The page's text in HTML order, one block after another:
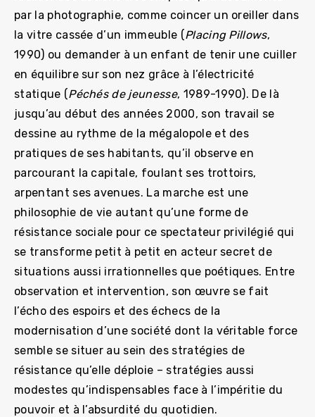
par la photographie, comme coincer un oreiller dans
la vitre cassée d’un immeuble (Placing Pillows,
1990) ou demander à un enfant de tenir une cuiller
en équilibre sur son nez grâce à l’électricité
statique (Péchés de jeunesse, 1989-1990). De là
jusqu’au début des années 2000, son travail se
dessine au rythme de la mégalopole et des
pratiques de ses habitants, qu’il observe en
parcourant la capitale, foulant ses trottoirs,
arpentant ses avenues. La marche est une
philosophie de vie autant qu’une forme de
résistance sociale pour ce spectateur privilégié qui
se transforme petit à petit en acteur secret de
situations aussi irrationnelles que poétiques. Entre
observation et intervention, son œuvre se fait
l’écho des espoirs et des échecs de la
modernisation d’une société dont la véritable force
semble se situer au sein des stratégies de
résistance qu’elle déploie – stratégies aussi
modestes qu’indispensables face à l’impéritie du
pouvoir et à l’absurdité du quotidien.